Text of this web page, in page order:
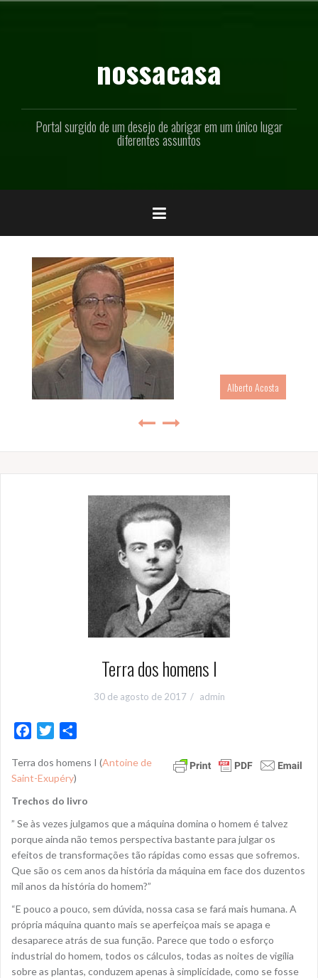
nossacasa
Portal surgido de um desejo de abrigar em um único lugar
diferentes assuntos
Alberto Acosta
Terra dos homens I
30 de agosto de 2017 admin
c
e
b
i
t
t
a
e
Terra dos homens I (Antoine de
Saint-Exupéry)
Trechos do livro
” Se às vezes julgamos que a máquina domina o homem é talvez
porque ainda não temos perspectiva bastante para julgar os
efeitos de transformações tão rápidas como essas que sofremos.
Que são os cem anos da história da máquina em face dos duzentos
mil anos da história do homem?”
“E pouco a pouco, sem dúvida, nossa casa se fará mais humana. A
própria máquina quanto mais se aperfeiçoa mais se apaga e
desaparece atrás de sua função. Parece que todo o esforço
industrial do homem, todos os cálculos, todas as noites de vigília
sobre as plantas, conduzem apenas à simplicidade, como se fosse